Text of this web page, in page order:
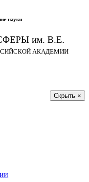
науки
им. В.Е.
АКАДЕМИИ
Скрыть ×